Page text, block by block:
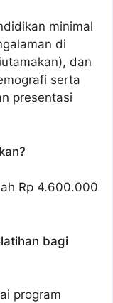
minimal
di
dan
serta
presentasi
Rp 4.600.000
bagi
program